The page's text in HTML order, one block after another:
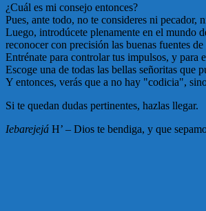
¿Cuál es mi consejo entonces?
Pues, ante todo, no te consideres ni
Luego, introdúcete plenamente en el mundo
reconocer con precisión las buenas fuentes
Entrénate para controlar tus impulsos, y para
Escoge una de todas las bellas señoritas que
Y entonces, verás que a no hay "codicia",
Si te quedan dudas pertinentes, hazlas llegar.
Iebarejejá H’ – Dios te bendiga, y que